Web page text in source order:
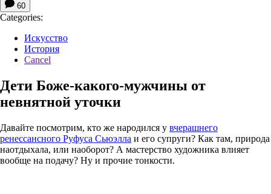
60
Categories:
Искусство
История
Cancel
Дети Боже-какого-мужчины от
невнятной уточки
Давайте посмотрим, кто же народился у вчерашнего
ренессансного Руфуса Сьюэлла и его супруги? Как там, природа
наотдыхала, или наоборот? А мастерство художника влияет
вообще на подачу? Ну и прочие тонкости.